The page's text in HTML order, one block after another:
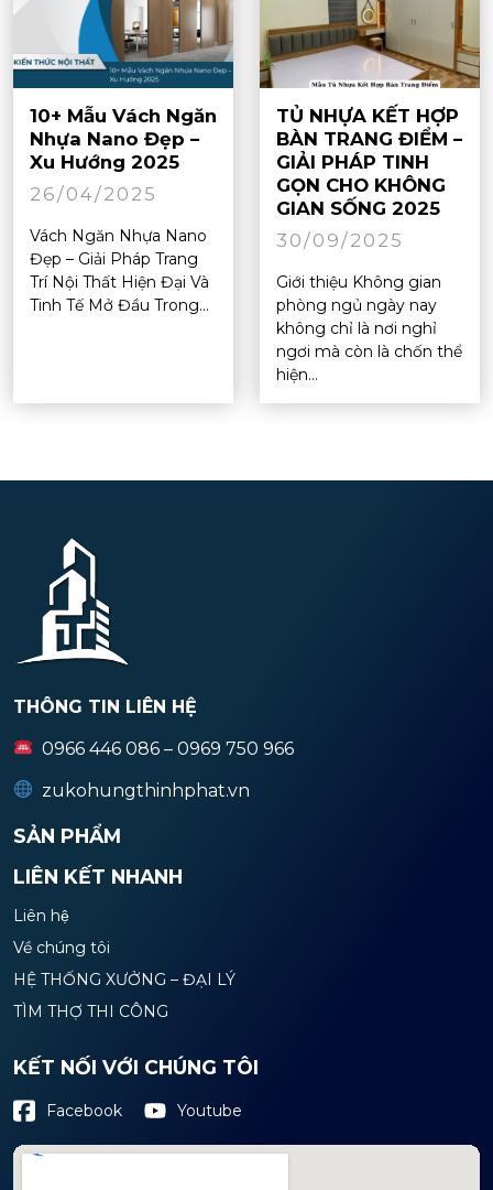
10+ Mẫu Vách Ngăn
Nhựa Nano Đẹp –
Xu Hướng 2025
26/04/2025
Vách Ngăn Nhựa Nano
Đẹp – Giải Pháp Trang
Trí Nội Thất Hiện Đại Và
Tinh Tế Mở Đầu Trong...
TỦ NHỰA KẾT HỢP
BÀN TRANG ĐIỂM –
GIẢI PHÁP TINH
GỌN CHO KHÔNG
GIAN SỐNG 2025
30/09/2025
Giới thiệu Không gian
phòng ngủ ngày nay
không chỉ là nơi nghỉ
ngơi mà còn là chốn thể
hiện...
THÔNG TIN LIÊN HỆ
0966 446 086 – 0969 750 966
zukohungthinhphat.vn
SẢN PHẨM
LIÊN KẾT NHANH
Liên hệ
Về chúng tôi
HỆ THỐNG XƯỞNG – ĐẠI LÝ
TÌM THỢ THI CÔNG
KẾT NỐI VỚI CHÚNG TÔI
Facebook Youtube